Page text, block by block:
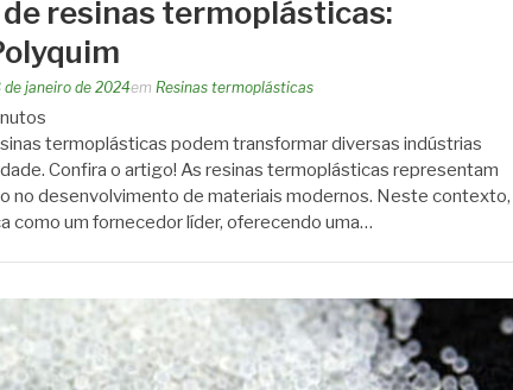
resinas termoplásticas:
de janeiro de 2024em Resinas termoplásticas
termoplásticas podem transformar diversas indústrias
Confira o artigo! As resinas termoplásticas representam
no desenvolvimento de materiais modernos. Neste contexto,
como um fornecedor líder, oferecendo uma…